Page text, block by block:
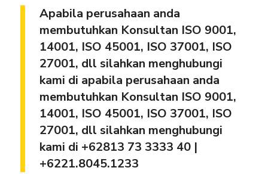
Apabila perusahaan anda
membutuhkan Konsultan ISO 9001,
14001, ISO 45001, ISO 37001, ISO
27001, dll silahkan menghubungi
kami di apabila perusahaan anda
membutuhkan Konsultan ISO 9001,
14001, ISO 45001, ISO 37001, ISO
27001, dll silahkan menghubungi
kami di +62813 73 3333 40 |
+6221.8045.1233